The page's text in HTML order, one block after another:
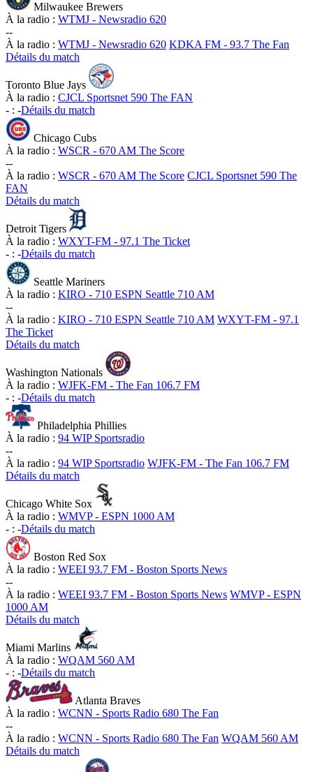
Milwaukee Brewers
À la radio : WTMJ - Newsradio 620
--
À la radio : WTMJ - Newsradio 620 KDKA FM - 93.7 The Fan
Détails du match
Toronto Blue Jays
À la radio : CJCL Sportsnet 590 The FAN
- : -Détails du match
Chicago Cubs
À la radio : WSCR - 670 AM The Score
--
À la radio : WSCR - 670 AM The Score CJCL Sportsnet 590 The
FAN
Détails du match
Detroit Tigers
À la radio : WXYT-FM - 97.1 The Ticket
- : -Détails du match
Seattle Mariners
À la radio : KIRO - 710 ESPN Seattle 710 AM
--
À la radio : KIRO - 710 ESPN Seattle 710 AM WXYT-FM - 97.1
The Ticket
Détails du match
Washington Nationals
À la radio : WJFK-FM - The Fan 106.7 FM
- : -Détails du match
Philadelphia Phillies
À la radio : 94 WIP Sportsradio
--
À la radio : 94 WIP Sportsradio WJFK-FM - The Fan 106.7 FM
Détails du match
Chicago White Sox
À la radio : WMVP - ESPN 1000 AM
- : -Détails du match
Boston Red Sox
À la radio : WEEI 93.7 FM - Boston Sports News
--
À la radio : WEEI 93.7 FM - Boston Sports News WMVP - ESPN
1000 AM
Détails du match
Miami Marlins
À la radio : WQAM 560 AM
- : -Détails du match
Atlanta Braves
À la radio : WCNN - Sports Radio 680 The Fan
--
À la radio : WCNN - Sports Radio 680 The Fan WQAM 560 AM
Détails du match